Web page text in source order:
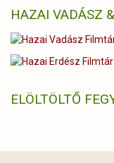
HAZAI VADÁSZ
ELÖLTÖLTŐ